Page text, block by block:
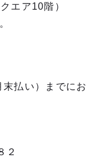
エア10階）
払い）までにお
８２